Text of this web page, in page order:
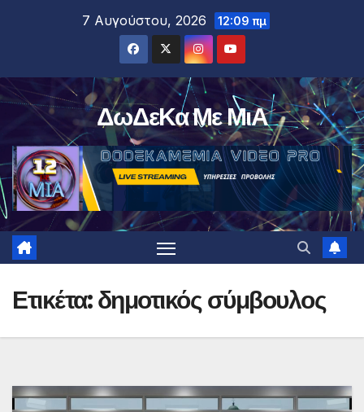
7 Αυγούστου, 2026 12:09 πμ
ΔωΔεΚα Με ΜιΑ
Ετικέτα:δημοτικός σύμβουλος